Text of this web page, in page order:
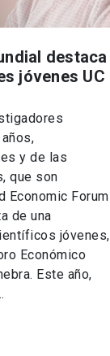
destaca
jóvenes UC
y de las
que son
Economic Forum
de una
jóvenes,
Económico
Este año,